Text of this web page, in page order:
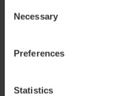
Selection
Necessary
Preferences
Statistics
15.000 vierkante meter
talent-genererend